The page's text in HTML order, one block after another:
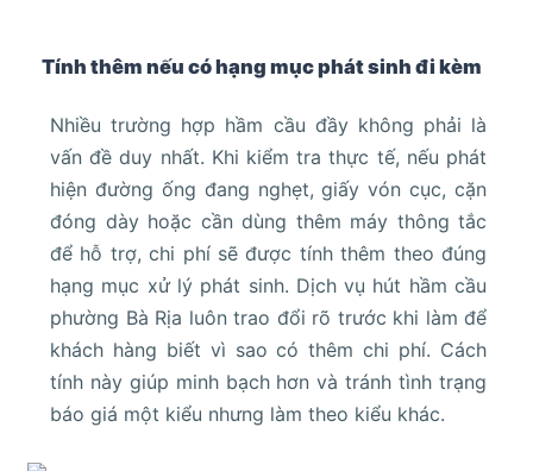
Tính thêm nếu có hạng mục phát sinh đi kèm
Nhiều trường hợp hầm cầu đầy không phải là
vấn đề duy nhất. Khi kiểm tra thực tế, nếu phát
hiện đường ống đang nghẹt, giấy vón cục, cặn
đóng dày hoặc cần dùng thêm máy thông tắc
để hỗ trợ, chi phí sẽ được tính thêm theo đúng
hạng mục xử lý phát sinh. Dịch vụ hút hầm cầu
phường Bà Rịa luôn trao đổi rõ trước khi làm để
khách hàng biết vì sao có thêm chi phí. Cách
tính này giúp minh bạch hơn và tránh tình trạng
báo giá một kiểu nhưng làm theo kiểu khác.